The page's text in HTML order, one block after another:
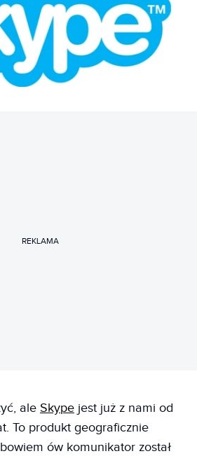
REKLAMA
ale Skype jest już z nami od
To produkt geograficznie
ów komunikator został